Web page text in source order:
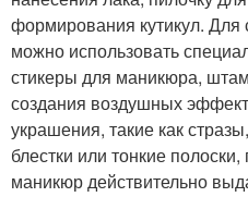
формирования кутикул.
можно использовать
стикеры для маникюра,
создания воздушных
украшения, такие как
блестки или тонкие
маникюр действительно